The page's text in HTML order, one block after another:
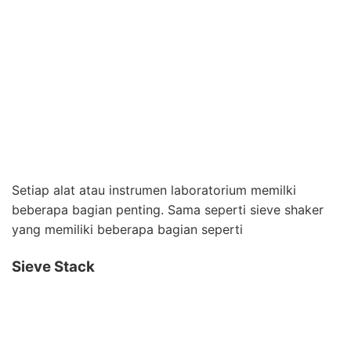
Setiap alat atau instrumen laboratorium memilki
beberapa bagian penting. Sama seperti sieve shaker
yang memiliki beberapa bagian seperti
Sieve Stack